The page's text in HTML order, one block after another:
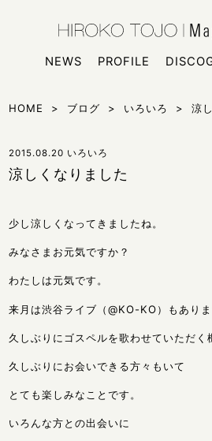
NEWS
PROFILE
HOME > ブログ > いろいろ > 涼
2015.08.20 いろいろ
涼しくなりました
少し涼しくなってきましたね。
みなさまお元気ですか？
わたしは元気です。
来月は渋谷ライブ（@KO-KO）もあり
久しぶりにゴスペルを歌わせていただく
久しぶりにお会いできる方々もいて
とても楽しみなことです。
いろんな方との出会いに